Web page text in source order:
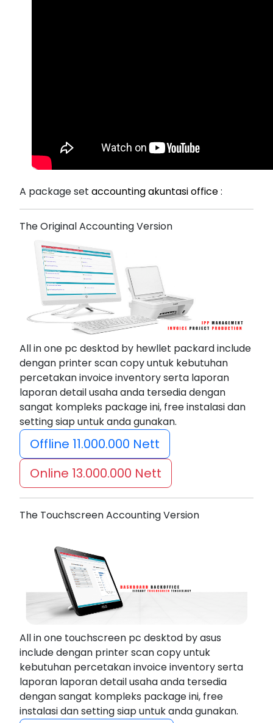
A package set accounting akuntasi office:
The Original Accounting Version
All in one pc desktod by hewllet packard include
dengan printer scan copy untuk kebutuhan
percetakan invoice inventory serta laporan
laporan detail usaha anda tersedia dengan
sangat kompleks package ini, free instalasi dan
setting siap untuk anda gunakan.
Offline 11.000.000 Nett
Online 13.000.000 Nett
The Touchscreen Accounting Version
All in one touchscreen pc desktod by asus
include dengan printer scan copy untuk
kebutuhan percetakan invoice inventory serta
laporan laporan detail usaha anda tersedia
dengan sangat kompleks package ini, free
instalasi dan setting siap untuk anda gunakan.